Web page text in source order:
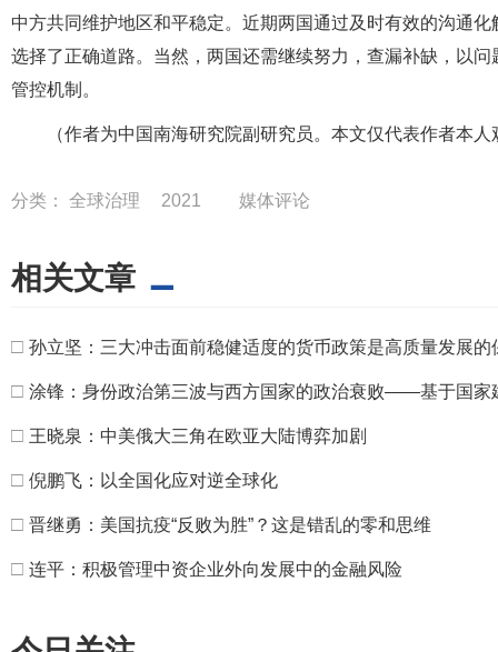
中方共同维护地区和平稳定。近期两国通过及时有效的沟通
选择了正确道路。当然，两国还需继续努力，查漏补缺，以
管控机制。
（作者为中国南海研究院副研究员。本文仅代表作者本
分类： 全球治理 2021 媒体评论
相关文章
□ 孙立坚：三大冲击面前稳健适度的货币政策是高质量发展的
□ 涂锋：身份政治第三波与西方国家的政治衰败——基于国家
□ 王晓泉：中美俄大三角在欧亚大陆博弈加剧
□ 倪鹏飞：以全国化应对逆全球化
□ 晋继勇：美国抗疫“反败为胜”？这是错乱的零和思维
□ 连平：积极管理中资企业外向发展中的金融风险